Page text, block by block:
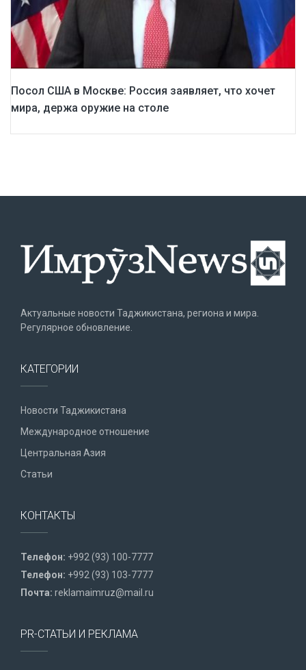
Посол США в Москве: Россия заявляет, что хочет
мира, держа оружие на столе
Актуальные новости Таджикистана, региона и мира.
Регулярное обновление.
КАТЕГОРИИ
Новости Таджикистана
Международное отношение
Центральная Азия
Статьи
КОНТАКТЫ
Телефон: +992 (93) 100-7777
Телефон: +992 (93) 103-7777
Почта: reklamaimruz@mail.ru
PR-СТАТЬИ И РЕКЛАМА